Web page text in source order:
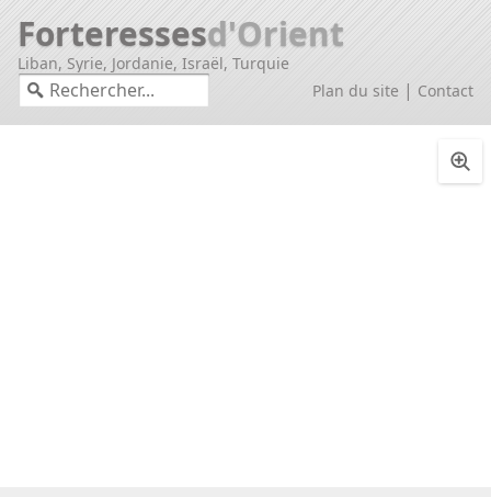
Forteressesd'Orient
Liban, Syrie, Jordanie, Israël, Turquie
Plan du site | Contact